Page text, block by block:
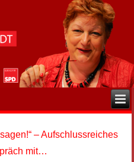
– Aufschlussreiches
mit…